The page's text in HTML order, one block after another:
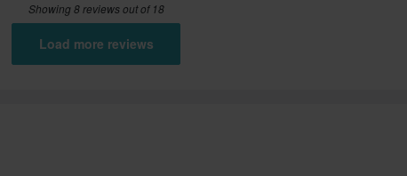
Showing 8 reviews out of 18
Load more reviews